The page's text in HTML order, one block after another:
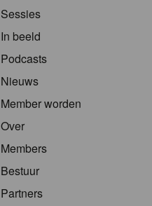
Sessies
In beeld
Podcasts
Nieuws
Member worden
Over
Members
Bestuur
Partners